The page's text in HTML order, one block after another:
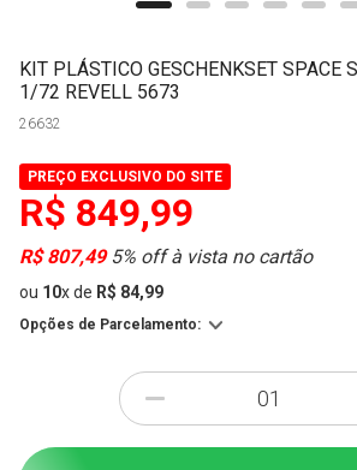
KIT PLÁSTICO GESCHENKSET SPACE
1/72 REVELL 5673
26632
PREÇO EXCLUSIVO DO SITE
R$ 849,99
R$ 807,495% off à vista no cartão
ou 10xde R$ 84,99
Opções de Parcelamento:
-